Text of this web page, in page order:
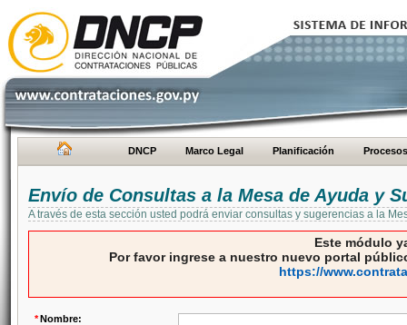
DNCP Marco Legal Planificación Procesos
Envío de Consultas a la Mesa de Ayuda y
A través de esta sección usted podrá enviar consultas y sugerencias a la
Este módulo
Por favor ingrese a nuestro nuevo portal
https://
*Nombre: